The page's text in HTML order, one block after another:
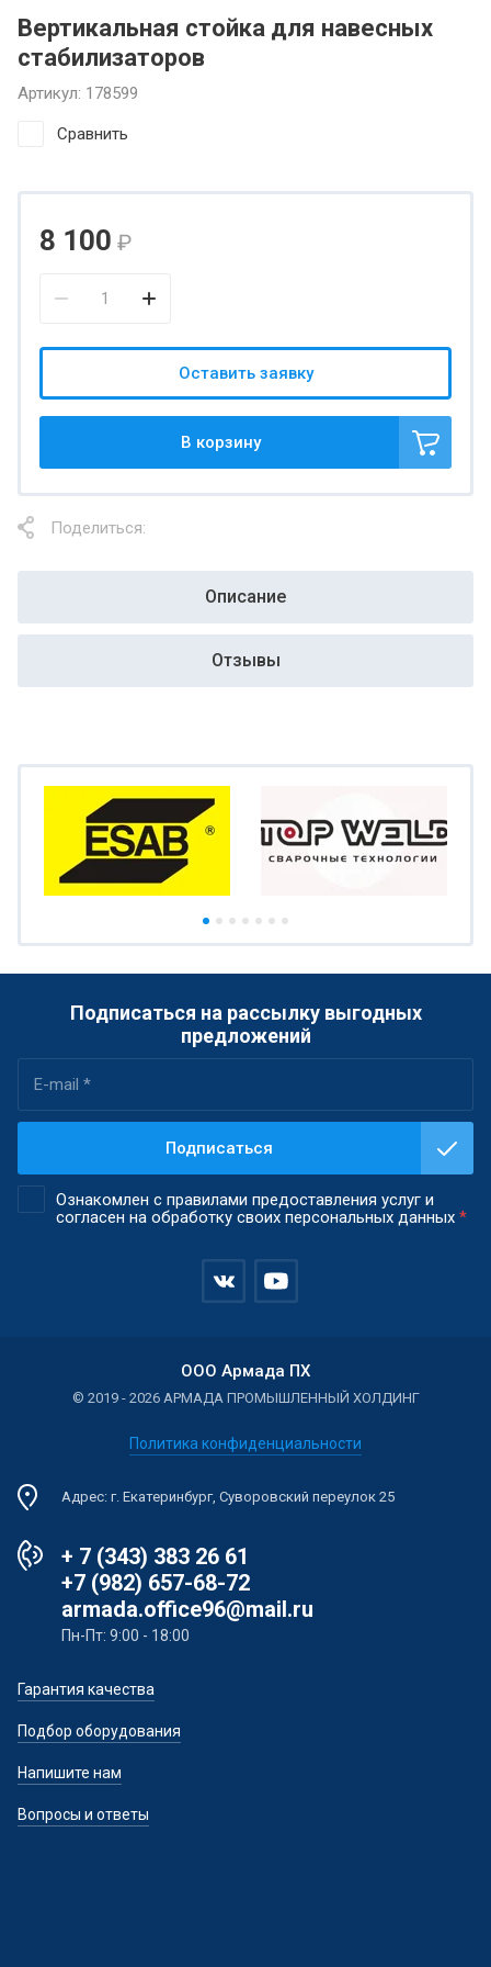
Вертикальная стойка для навесных
стабилизаторов
Артикул: 178599
Сравнить
8 100 ₽
В корзину
Оставить заявку
Поделиться:
Описание
Отзывы
Подписаться на рассылку выгодных
предложений
Ознакомлен с правилами предоставления услуг и
согласен на обработку своих персональных данных *
Подписаться
ООО Армада ПХ
© 2019 - 2026 АРМАДА ПРОМЫШЛЕННЫЙ ХОЛДИНГ
Политика конфиденциальности
Адрес: г. Екатеринбург, Суворовский переулок 25
+ 7 (343) 383 26 61
+7 (982) 657-68-72
armada.office96@mail.ru
Пн-Пт: 9:00 - 18:00
Гарантия качества
Подбор оборудования
Напишите нам
Вопросы и ответы